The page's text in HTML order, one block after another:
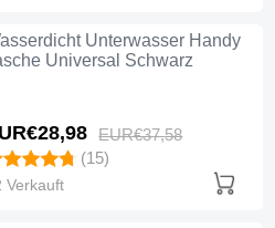
Unterwasser Handy
Universal Schwarz
98 EUR€37,58
(15)
Verkauft